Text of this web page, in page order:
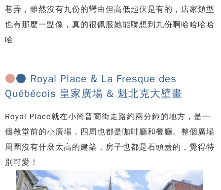
巷弄，雖然沒有九份的彎曲但高低起伏是有的，店家類型
也有那麼一點像，真的很佩服她能聯想到九份啊哈哈哈哈
哈
●● Royal Place & La Fresque des
Québécois 皇家廣場 & 魁北克大壁畫
Royal Place就在小尚普蘭街走路約兩分鐘的地方，是一
個教堂前的小廣場，四周也都是咖啡廳和餐廳。整個廣場
周圍沒有什麼太高的建築，房子也都是石頭蓋的，覺得特
別可愛！